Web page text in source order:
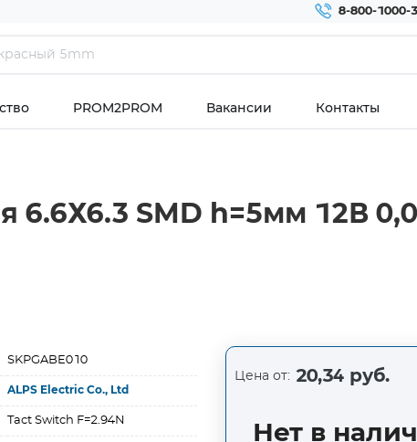
8-800-1000-
PROM2PROM Вакансии Контакты
6.6Х6.3 SMD h=5мм 12В
SKPGABE010
ALPS Electric Co., Ltd
Tact Switch F=2.94N
Цена от: 20,34 руб.
Нет в